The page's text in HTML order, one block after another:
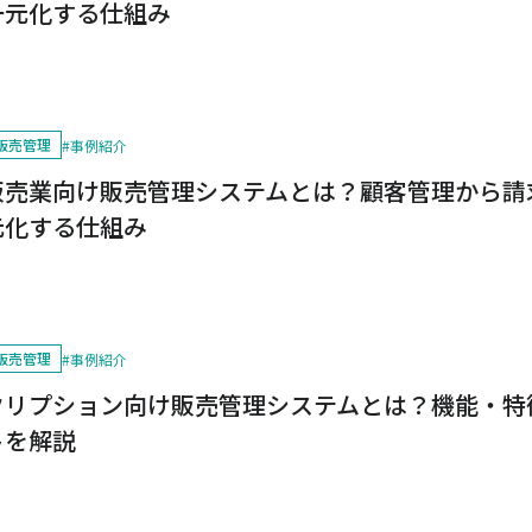
化する仕組み
売管理 #事例紹介
業向け販売管理システムとは？顧客管理から
する仕組み
売管理 #事例紹介
プション向け販売管理システムとは？機能・
解説